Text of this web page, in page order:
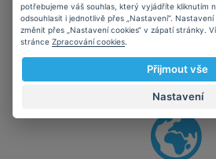
Skladem
přes 50 000
zásob pro okamžitý
potřebujeme váš souhlas, který vyjádříte kliknutím
odsouhlasit i jednotlivě přes „Nastavení“.
změnit přes „Nastavení cookies“ v zápatí stránky.
stránce Zpracování cookies
Přijmout vše
Nastavení